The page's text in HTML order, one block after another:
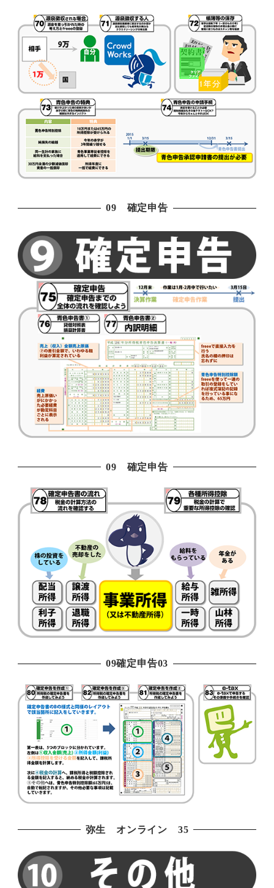
09 確定申告
09 確定申告
09確定申告03
弥生 オンライン 35